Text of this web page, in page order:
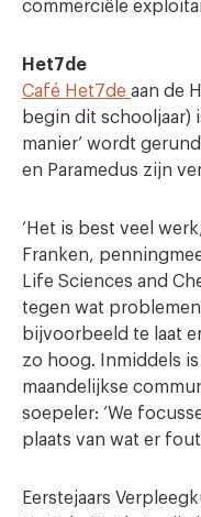
commerciële
Het7de
Café Het7de aan de
begin dit schooljaar)
manier’ wordt
en Paramedus zijn
‘Het is best veel
Franken,
Life Sciences and
tegen wat
bijvoorbeeld te laat
zo hoog. Inmiddels
maandelijkse
soepeler: ‘We
plaats van wat er fout
Eerstejaars